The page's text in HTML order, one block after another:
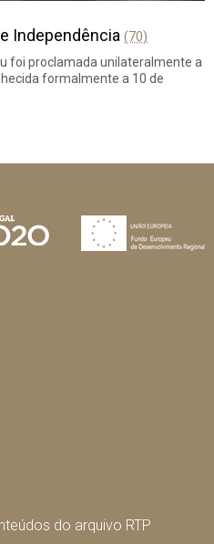
Independência (70)
foi proclamada unilateralmente a
formalmente a 10 de
do arquivo RTP